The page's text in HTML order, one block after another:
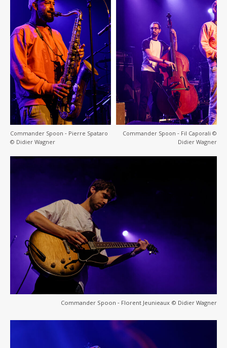
Commander Spoon ‐ Pierre Spataro
© Didier Wagner
Commander Spoon ‐ Fil Caporali ©
Didier Wagner
Commander Spoon ‐ Florent Jeunieaux © Didier Wagner